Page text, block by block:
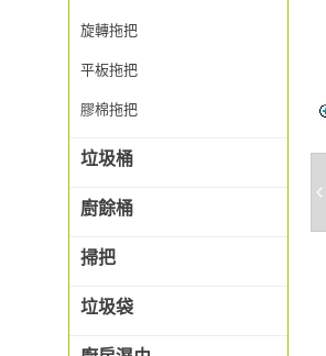
旋轉拖把
平板拖把
膠棉拖把
垃圾桶
廚餘桶
掃把
垃圾袋